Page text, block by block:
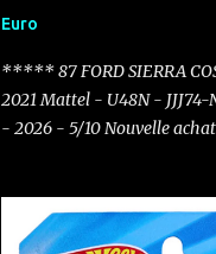
Euro
***** 87 FORD SIERRA
2021 Mattel - U48N - JJJ74-
- 2026 - 5/10 Nouvelle